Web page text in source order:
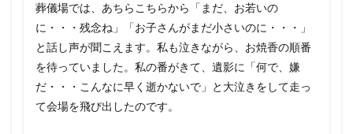
葬儀場では、あちらこちらから「まだ、お若いの
に・・・残念ね」「お子さんがまだ小さいのに・・・」
と話し声が聞こえます。私も泣きながら、お焼香の順番
を待っていました。私の番がきて、遺影に「何で、嫌
だ・・・こんなに早く逝かないで」と大泣きをして走っ
て会場を飛び出したのです。